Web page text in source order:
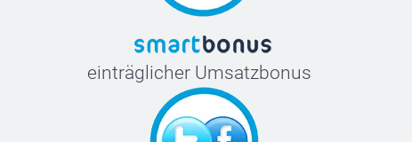
einträglicher Umsatzbonus